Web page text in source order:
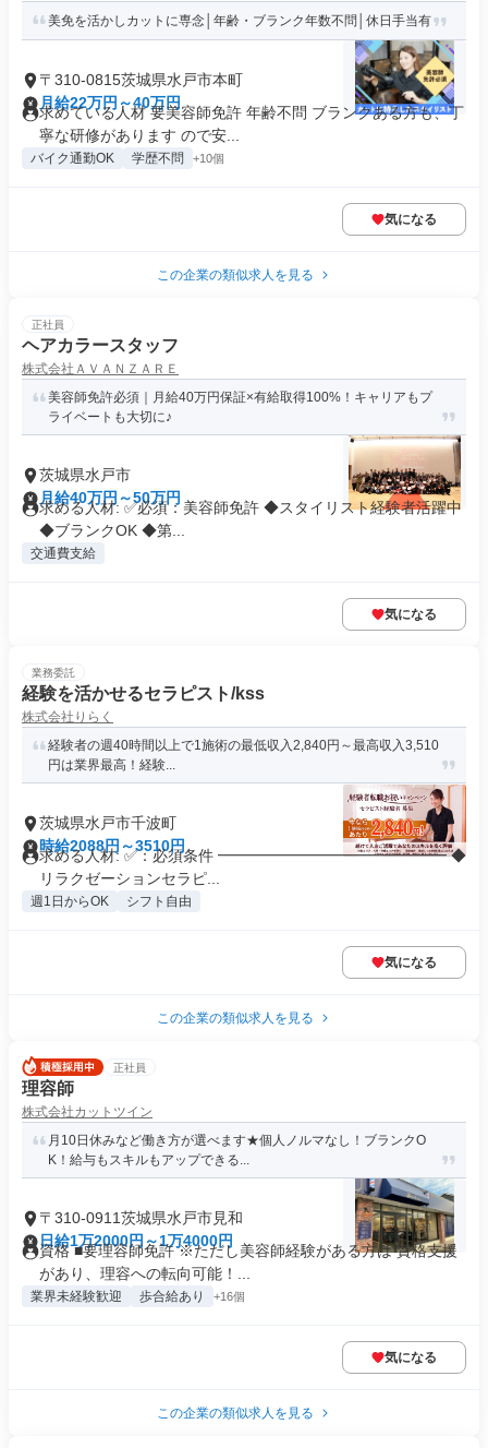
美免を活かしカットに専念│年齢・ブランク年数不問│休日手当有
〒310-0815茨城県水戸市本町
月給22万円～40万円
求めている人材 要美容師免許 年齢不問 ブランクある方も、丁
寧な研修があります ので安...
バイク通勤OK 学歴不問 +10個
気になる
この企業の類似求人を見る
正社員
ヘアカラースタッフ
株式会社ＡＶＡＮＺＡＲＥ
美容師免許必須｜月給40万円保証×有給取得100%！キャリアもプ
ライベートも大切に♪
茨城県水戸市
月給40万円～50万円
求める人材: ✅必須：美容師免許 ◆スタイリスト経験者活躍中
◆ブランクOK ◆第...
交通費支給
気になる
業務委託
経験を活かせるセラピスト/kss
株式会社りらく
経験者の週40時間以上で1施術の最低収入2,840円～最高収入3,510
円は業界最高！経験...
茨城県水戸市千波町
時給2088円～3510円
求める人材: ✅：必須条件 ━━━━━━━━━━━━━━━ ◆
リラクゼーションセラピ...
週1日からOK シフト自由
気になる
この企業の類似求人を見る
正社員
理容師
株式会社カットツイン
月10日休みなど働き方が選べます★個人ノルマなし！ブランクO
K！給与もスキルもアップできる...
〒310-0911茨城県水戸市見和
日給1万2000円～1万4000円
資格 ■要理容師免許 ※ただし美容師経験がある方は 資格支援
があり、理容への転向可能！...
業界未経験歓迎 歩合給あり +16個
気になる
この企業の類似求人を見る